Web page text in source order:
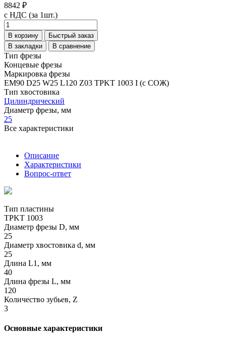
8842 ₽
с НДС (за 1шт.)
В корзину
Быстрый заказ
В закладки
В сравнение
Тип фрезы
Концевые фрезы
Маркировка фрезы
EM90 D25 W25 L120 Z03 TPKT 1003 I (с СОЖ)
Тип хвостовика
Цилиндрический
Диаметр фрезы, мм
25
Все характеристики
Описание
Характеристики
Вопрос-ответ
Тип пластины
TPKT 1003
Диаметр фрезы D, мм
25
Диаметр хвостовика d, мм
25
Длина L1, мм
40
Длина фрезы L, мм
120
Количество зубьев, Z
3
Основные характеристики